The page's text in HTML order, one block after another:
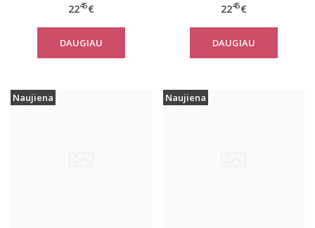
palaidinė Climate
Control LSL Top Turtle
Neck
2245€
DAUGIAU
Climate Control LSL Top
Turtle Neck
2245€
DAUGIAU
Naujiena Naujiena